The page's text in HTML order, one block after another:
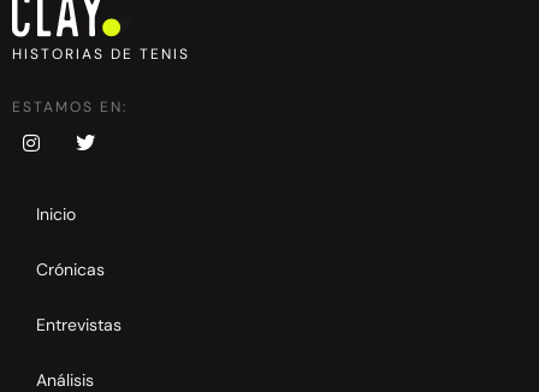
HISTORIAS DE TENIS
ESTAMOS EN:
Inicio
Crónicas
Entrevistas
Análisis